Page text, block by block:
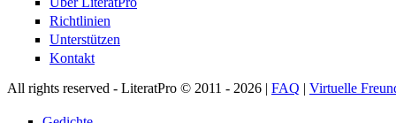
Richtlinien
Unterstützen
Kontakt
All rights reserved - LiteratPro © 2011 - 2026 | FAQ | Virtuelle